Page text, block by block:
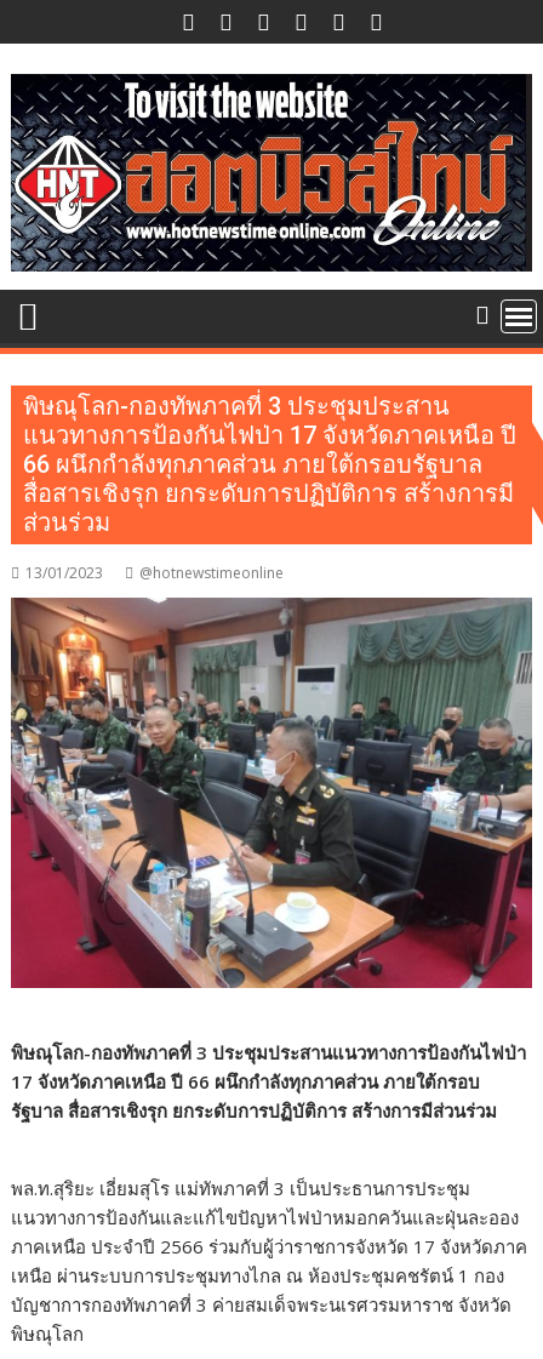
to
content
พิษณุโลก-กองทัพภาคที่ 3 ประชุมประสาน
แนวทางการป้องกันไฟป่า 17 จังหวัดภาคเหนือ ปี
66 ผนึกกำลังทุกภาคส่วน ภายใต้กรอบรัฐบาล
สื่อสารเชิงรุก ยกระดับการปฏิบัติการ สร้างการมี
ส่วนร่วม
13/01/2023 @hotnewstimeonline
พิษณุโลก-กองทัพภาคที่ 3 ประชุมประสานแนวทางการป้องกันไฟป่า
17 จังหวัดภาคเหนือ ปี 66 ผนึกกำลังทุกภาคส่วน ภายใต้กรอบ
รัฐบาล สื่อสารเชิงรุก ยกระดับการปฏิบัติการ สร้างการมีส่วนร่วม
พล.ท.สุริยะ เอี่ยมสุโร แม่ทัพภาคที่ 3 เป็นประธานการประชุม
แนวทางการป้องกันและแก้ไขปัญหาไฟป่าหมอกควันและฝุ่นละออง
ภาคเหนือ ประจำปี 2566 ร่วมกับผู้ว่าราชการจังหวัด 17 จังหวัดภาค
เหนือ ผ่านระบบการประชุมทางไกล ณ ห้องประชุมคชรัตน์ 1 กอง
บัญชาการกองทัพภาคที่ 3 ค่ายสมเด็จพระนเรศวรมหาราช จังหวัด
พิษณุโลก